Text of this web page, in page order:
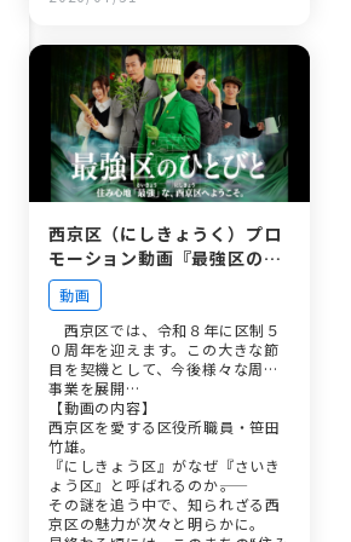
西京区（にしきょうく）プロ
モーション動画『最強区のひ
とびと』を公開！！
動画
西京区では、令和８年に区制５
０周年を迎えます。この大きな節
目を契機として、今後様々な周年
事業を展開…
【動画の内容】
西京区を愛する区役所職員・笹田
竹雄。
『にしきょう区』がなぜ『さいき
ょう区』と呼ばれるのか――。
その謎を追う中で、知られざる西
京区の魅力が次々と明らかに。